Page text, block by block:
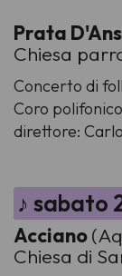
Prata
Chiesa
Concerto di
Coro
direttore:
♪ sabato
Acciano
Chiesa di